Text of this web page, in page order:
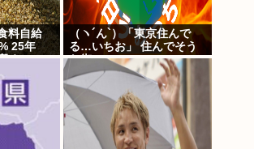
料自給
25年
く
（ヽ´ん`）「東京住んで
る…いちお」 住んでそう
な街